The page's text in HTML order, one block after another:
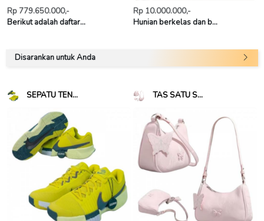
Rp 779.650.000,-
Berikut adalah daftar...
Rp 10.000.000,-
Hunian berkelas dan b...
Disarankan untuk Anda
SEPATU TEN... TAS SATU S...